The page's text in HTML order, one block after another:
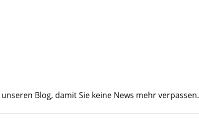
Blog, damit Sie keine News mehr verpassen.